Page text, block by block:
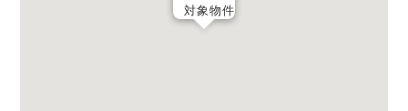
対象物件